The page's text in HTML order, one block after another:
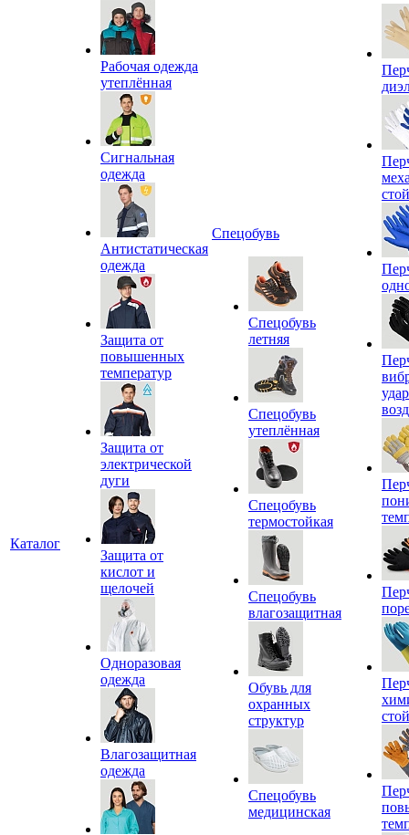
Каталог
Рабочая одежда
утеплённая
Сигнальная
одежда
Антистатическая
одежда
Защита от
повышенных
температур
Защита от
электрической
дуги
Защита от
кислот и
щелочей
Одноразовая
одежда
Влагозащитная
одежда
Спецобувь
Спецобувь
летняя
Спецобувь
утеплённая
Спецобувь
термостойкая
Спецобувь
влагозащитная
Обувь для
охранных
структур
Спецобувь
медицинская